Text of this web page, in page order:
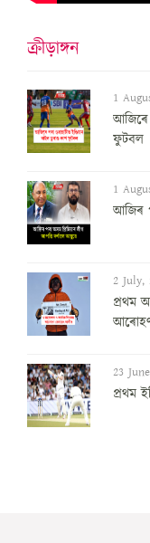
ক্ৰীড়াঙ্গন
1
আজিৰে
ফুটবল
1
আজিৰ
2 July,
প্ৰথম
23
প্ৰথম